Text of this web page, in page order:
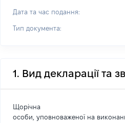
Дата та час подання:
Тип документа:
1. Вид декларації та
Щорічна
особи, уповноваженої на